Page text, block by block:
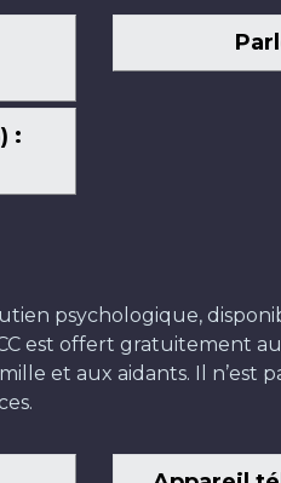
:
psychologique,
est offert gratuitement
et aux aidants. Il n’est